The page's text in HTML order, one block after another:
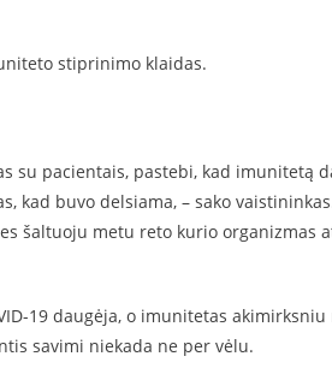
stiprinimo klaidas.
su pacientais, pastebi, kad imunitetą
kad buvo delsiama, – sako
šaltuoju metu reto kurio organizmas
19 daugėja, o imunitetas
savimi niekada ne per vėlu.